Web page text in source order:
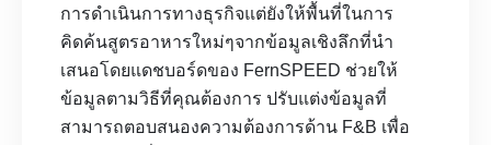
การดำเนินการทางธุรกิจแต่ยังให้พื้นที่ในการ
คิดค้นสูตรอาหารใหม่ๆจากข้อมูลเชิงลึกที่นำ
เสนอโดยแดชบอร์ดของ FernSPEED ช่วยให้
ข้อมูลตามวิธีที่คุณต้องการ ปรับแต่งข้อมูลที่
สามารถตอบสนองความต้องการด้าน F&B เพื่อ